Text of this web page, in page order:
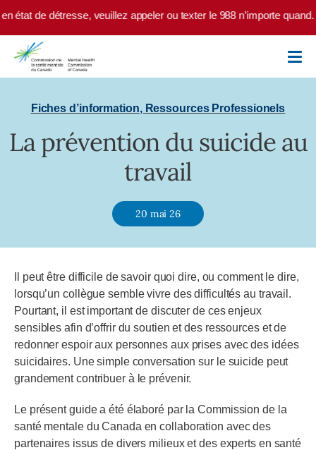
Skip to main content
état de détresse, veuillez appeler ou texter le 988 n’importe
Fiches d’information, Ressources Professionels
La prévention du suicide au
travail
20 mai 26
Il peut être difficile de savoir quoi dire, ou comment le dire,
lorsqu’un collègue semble vivre des difficultés au travail.
Pourtant, il est important de discuter de ces enjeux
sensibles afin d’offrir du soutien et des ressources et de
redonner espoir aux personnes aux prises avec des idées
suicidaires. Une simple conversation sur le suicide peut
grandement contribuer à le prévenir.
Le présent guide a été élaboré par la Commission de la
santé mentale du Canada en collaboration avec des
partenaires issus de divers milieux et des experts en santé